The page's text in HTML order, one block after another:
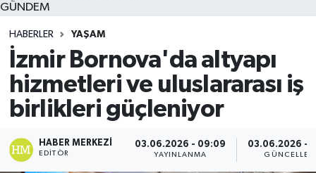
GÜNDEM
HABERLER YAŞAM
İzmir Bornova'da altyapı
hizmetleri ve uluslararası iş
birlikleri güçleniyor
HABER MERKEZI
EDITÖR
03.06.2026 - 09:09
YAYINLANMA
03.06.2026 -
MAGAZİN
YAŞAM
Tüm Manşetler
Son Dakika Haberleri
Haber Arşivi